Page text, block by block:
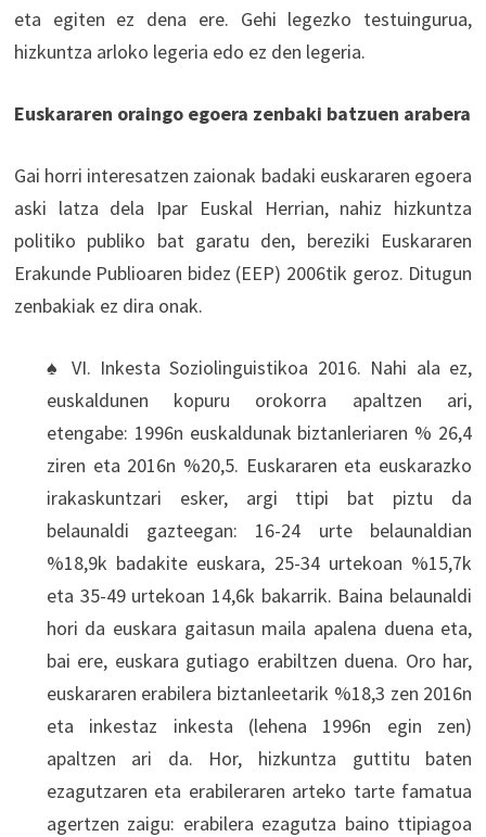
eta egiten ez dena ere. Gehi legezko testuingurua,
hizkuntza arloko legeria edo ez den legeria.
Euskararen oraingo egoera zenbaki batzuen arabera
Gai horri interesatzen zaionak badaki euskararen egoera
aski latza dela Ipar Euskal Herrian, nahiz hizkuntza
politiko publiko bat garatu den, bereziki Euskararen
Erakunde Publioaren bidez (EEP) 2006tik geroz. Ditugun
zenbakiak ez dira onak.
♠ VI. Inkesta Soziolinguistikoa 2016. Nahi ala ez,
euskaldunen kopuru orokorra apaltzen ari,
etengabe: 1996n euskaldunak biztanleriaren % 26,4
ziren eta 2016n %20,5. Euskararen eta euskarazko
irakaskuntzari esker, argi ttipi bat piztu da
belaunaldi gazteegan: 16-24 urte belaunaldian
%18,9k badakite euskara, 25-34 urtekoan %15,7k
eta 35-49 urtekoan 14,6k bakarrik. Baina belaunaldi
hori da euskara gaitasun maila apalena duena eta,
bai ere, euskara gutiago erabiltzen duena. Oro har,
euskararen erabilera biztanleetarik %18,3 zen 2016n
eta inkestaz inkesta (lehena 1996n egin zen)
apaltzen ari da. Hor, hizkuntza guttitu baten
ezagutzaren eta erabileraren arteko tarte famatua
agertzen zaigu: erabilera ezagutza baino ttipiagoa